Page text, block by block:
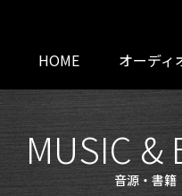
HOME オーディ
MUSIC &
音源・書籍